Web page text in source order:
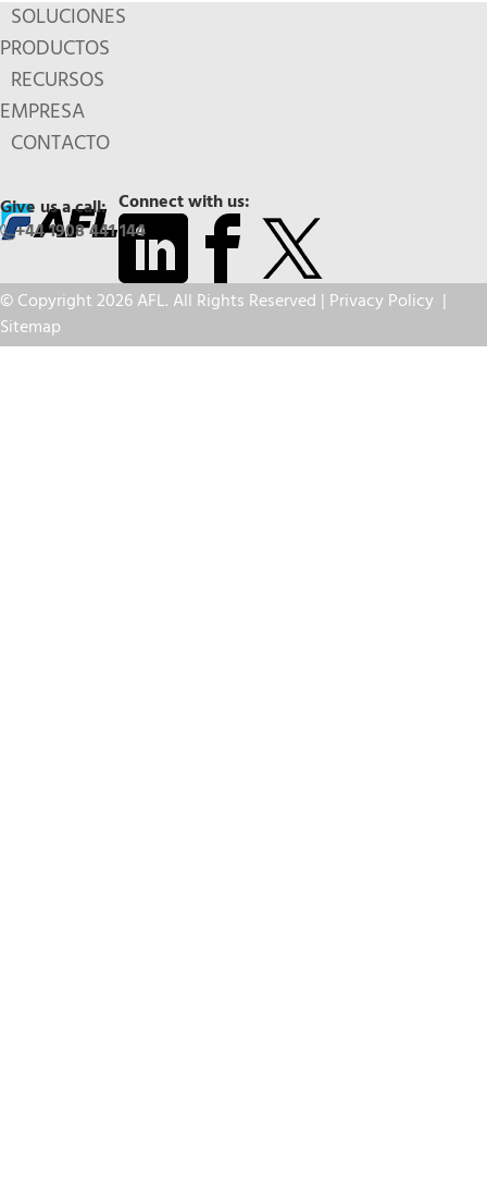
SOLUCIONES
PRODUCTOS
RECURSOS
EMPRESA
CONTACTO
Connect with us:
Give us a call:
+44 1908 441 144
© Copyright 2026 AFL. All Rights Reserved | Privacy Policy |
Sitemap